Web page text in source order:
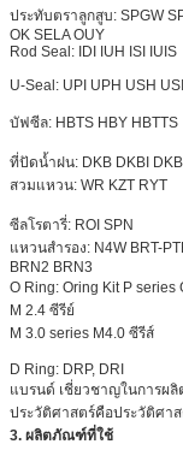
ประทับตราลูกสูบ: SPGW
OK SELA OUY
Rod Seal: IDI IUH ISI IUIS
U-Seal: UPI UPH USH
บัฟซีล: HBTS HBY HBTTS
ที่ปัดน้ำฝน: DKB DKBI
สวมแหวน: WR KZT RYT
ซีลโรตารี่: ROI SPN
แหวนสำรอง: N4W BRT-
BRN2 BRN3
O Ring: Oring Kit P series
M 2.4 ซีรีย์
M 3.0 series M4.0 ซีรีส์
D Ring: DRP, DRI
แบรนด์ เชี่ยวชาญในการผ
ประวัติศาสตร์คือประวัติศา
3. ผลิตภัณฑ์ที่ใช้